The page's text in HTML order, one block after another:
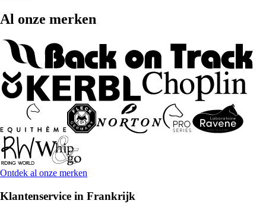
Al onze merken
Ontdek al onze merken
Klantenservice in Frankrijk